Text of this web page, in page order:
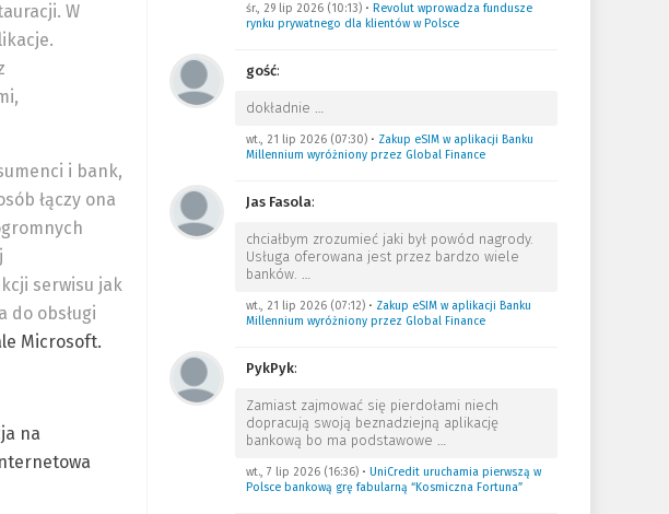
W
i bank,
łączy ona
serwisu jak
do obsługi
Microsoft.
na
śr., 29 lip 2026 (10:13)• Revolut wprowadza fundusze
rynku prywatnego dla klientów w Polsce
gość:
dokładnie …
wt., 21 lip 2026 (07:30)• Zakup eSIM w aplikacji Banku
Millennium wyróżniony przez Global Finance
Jas Fasola:
chciałbym zrozumieć jaki był powód nagrody.
Usługa oferowana jest przez bardzo wiele
banków. …
wt., 21 lip 2026 (07:12)• Zakup eSIM w aplikacji Banku
Millennium wyróżniony przez Global Finance
PykPyk:
Zamiast zajmować się pierdołami niech
dopracują swoją beznadziejną aplikację
bankową bo ma podstawowe …
wt., 7 lip 2026 (16:36)• UniCredit uruchamia pierwszą w
Polsce bankową grę fabularną “Kosmiczna Fortuna”